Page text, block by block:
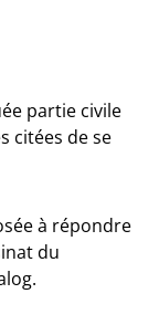
partie civile
citées de se
à répondre
du